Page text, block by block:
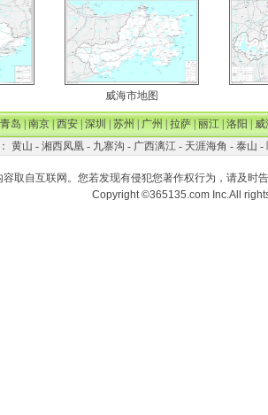
威海市地图
青岛|南京|西安|深圳|苏州|广州|拉萨|丽江|洛阳|威
黄山 - 湘西凤凰- 九寨沟 - 广西漓江- 天涯海角 - 泰山 -
容取自互联网。您若发现有侵犯您著作权行为，请及时
Copyright ©365135.com Inc.All